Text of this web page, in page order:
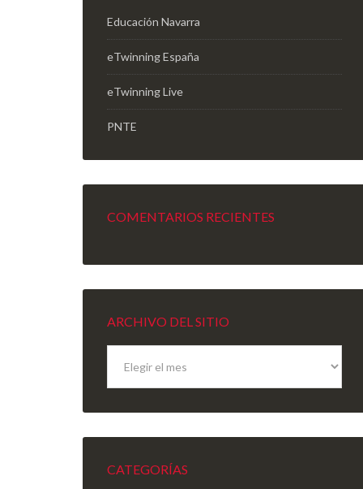
Educación Navarra
eTwinning España
eTwinning Live
PNTE
COMENTARIOS RECIENTES
ARCHIVO DEL SITIO
sitio
CATEGORÍAS